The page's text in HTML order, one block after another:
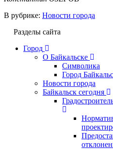
В рубрике: Новости города
Разделы сайта
Город
О Байкальске
Символика
Город
Новости города
Байкальск сегодня